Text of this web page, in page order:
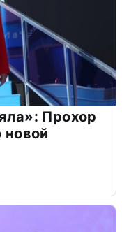
Прохор
новой